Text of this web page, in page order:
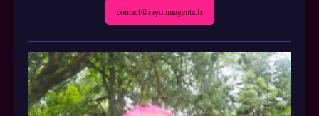
contact@rayonmagenta.fr